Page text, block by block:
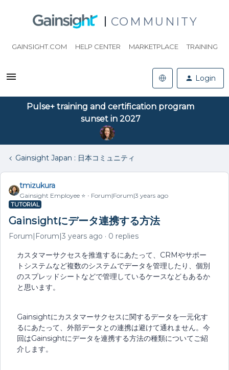
COMMUNITY
GAINSIGHT.COM HELP CENTER MARKETPLACE TRAINING
Login
Pulse+ training and certification program
sunset in 2027
Gainsight Japan : 日本コミュニティ
tmizukura
Gainsight Employee ⭐️ Forum|Forum|3 years ago
TUTORIAL
Gainsightにデータ連携する方法
Forum|Forum|3 years ago 0 replies
カスタマーサクセスを推進するにあたって、CRMやサポー
トシステムなど複数のシステムでデータを管理したり、個別
のスプレッドシートなどで管理しているケースなどもあるか
と思います。
Gainsightにカスタマーサクセスに関するデータを一元化す
るにあたって、外部データとの連携は避けて通れません。今
回はGainsightにデータを連携する方法の種類についてご紹
介します。